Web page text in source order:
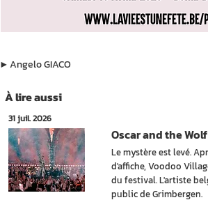
Angelo GIACO
▶︎
À lire aussi
31 juil. 2026
Le mystère est levé.
d'affiche, Voodoo
du festival. L'artiste
public de Grimbergen.
Oscar and the